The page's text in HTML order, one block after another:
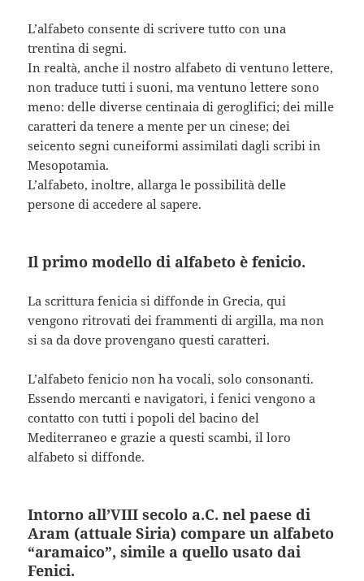
L’alfabeto consente di scrivere tutto con una
trentina di segni.
In realtà, anche il nostro alfabeto di ventuno lettere,
non traduce tutti i suoni, ma ventuno lettere sono
meno: delle diverse centinaia di geroglifici; dei mille
caratteri da tenere a mente per un cinese; dei
seicento segni cuneiformi assimilati dagli scribi in
Mesopotamia.
L’alfabeto, inoltre, allarga le possibilità delle
persone di accedere al sapere.
Il primo modello di alfabeto è fenicio.
La scrittura fenicia si diffonde in Grecia, qui
vengono ritrovati dei frammenti di argilla, ma non
si sa da dove provengano questi caratteri.
L’alfabeto fenicio non ha vocali, solo consonanti.
Essendo mercanti e navigatori, i fenici vengono a
contatto con tutti i popoli del bacino del
Mediterraneo e grazie a questi scambi, il loro
alfabeto si diffonde.
Intorno all’VIII secolo a.C. nel paese di
Aram (attuale Siria) compare un alfabeto
“aramaico”, simile a quello usato dai
Fenici.